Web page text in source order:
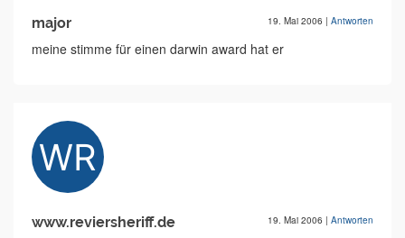
major 19. Mai 2006 | Antworten
meine stimme für einen darwin award hat er
www.reviersheriff.de 19. Mai 2006 | Antworten